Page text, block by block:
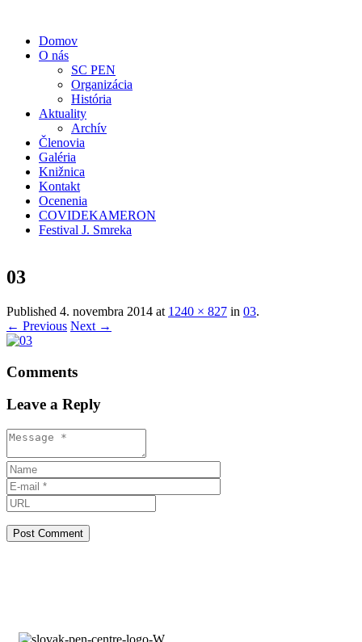
Domov
O nás
SC PEN
Organizácia
História
Aktuality
Archív
Členovia
Galéria
Knižnica
Kontakt
Ocenenia
COVIDEKAMERON
Festival J. Smreka
03
Published 4. novembra 2014 at 1240 × 827 in 03.
← Previous Next →
Comments
Leave a Reply